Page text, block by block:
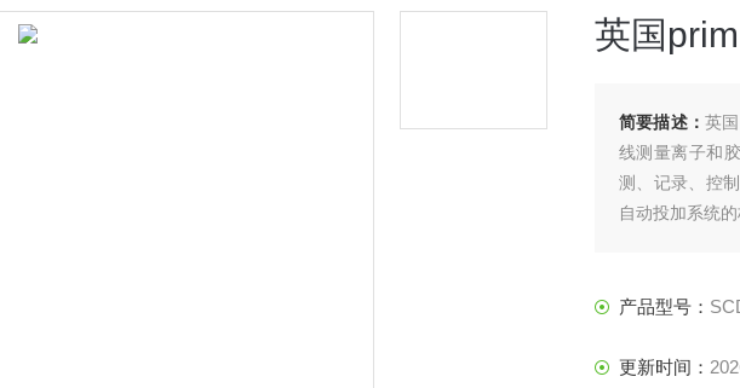
英国
简要描述：英
线测量离子和
测、记录、控
自动投加系统
产品型号：
更新时间：